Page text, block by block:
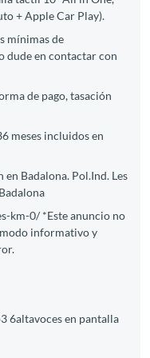
+ Apple Car Play).
mínimas de
dude en contactar con
de pago, tasación
meses incluidos en
Badalona. Pol.Ind. Les
km-0/ *Este anuncio no
informativo y
6altavoces en pantalla